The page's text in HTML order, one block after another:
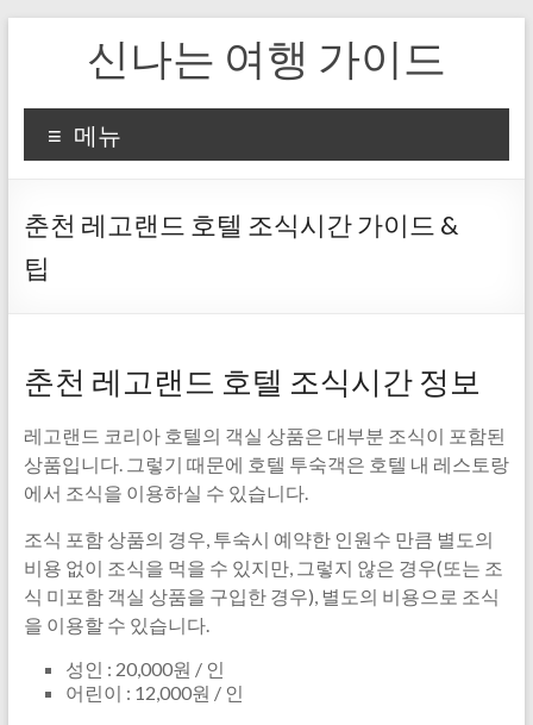
신나는 여행 가이드
메뉴
춘천 레고랜드 호텔 조식시간 가이드 &
팁
춘천 레고랜드 호텔 조식시간 정보
레고랜드 코리아 호텔의 객실 상품은 대부분 조식이 포함된
상품입니다. 그렇기 때문에 호텔 투숙객은 호텔 내 레스토랑
에서 조식을 이용하실 수 있습니다.
조식 포함 상품의 경우, 투숙시 예약한 인원수 만큼 별도의
비용 없이 조식을 먹을 수 있지만, 그렇지 않은 경우(또는 조
식 미포함 객실 상품을 구입한 경우), 별도의 비용으로 조식
을 이용할 수 있습니다.
성인 : 20,000원 / 인
어린이 : 12,000원 / 인